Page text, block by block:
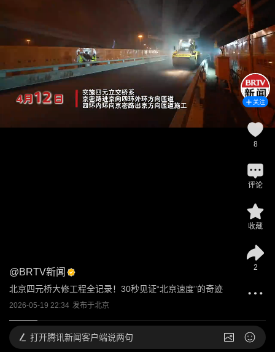
@BRTV新闻
北京四元桥大修工程全记录！30秒见证“北京速度”的奇迹
2026-05-19 22:34 发布于北京
关注
8
评论
收藏
2
打开腾讯新闻客户端说两句